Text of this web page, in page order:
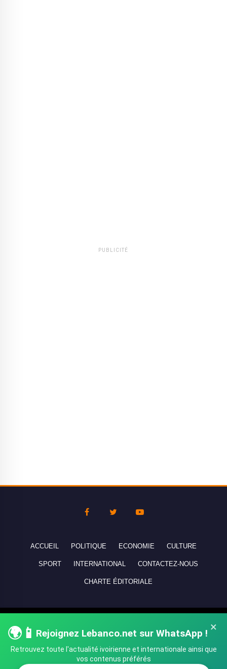
PUBLICITÉ
×
🌍📱 Rejoignez Lebanco.net sur WhatsApp !
Retrouvez toute l'actualité ivoirienne et internationale ainsi que
vos contenus préférés
ACCUEIL POLITIQUE ECONOMIE CULTURE
SPORT INTERNATIONAL CONTACTEZ-NOUS
CHARTE ÉDITORIALE
réservés - All rights reserved.